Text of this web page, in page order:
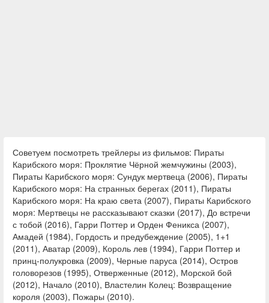
Советуем посмотреть трейлеры из фильмов: Пираты
Карибского моря: Проклятие Чёрной жемчужины (2003),
Пираты Карибского моря: Сундук мертвеца (2006), Пираты
Карибского моря: На странных берегах (2011), Пираты
Карибского моря: На краю света (2007), Пираты Карибского
моря: Мертвецы не рассказывают сказки (2017), До встречи
с тобой (2016), Гарри Поттер и Орден Феникса (2007),
Амадей (1984), Гордость и предубеждение (2005), 1+1
(2011), Аватар (2009), Король лев (1994), Гарри Поттер и
принц-полукровка (2009), Черные паруса (2014), Остров
головорезов (1995), Отверженные (2012), Морской бой
(2012), Начало (2010), Властелин Колец: Возвращение
короля (2003), Пожары (2010).